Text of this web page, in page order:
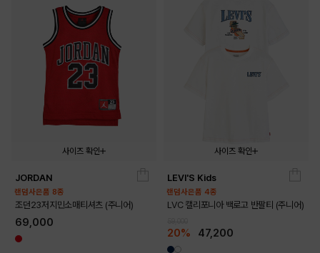
사이즈 확인
JORDAN
랜덤사은품 8종
조던23저지민소매티셔츠 (주니어)
69,000
사이즈 확인
140
LEVI'S Kids
랜덤사은품 4종
LVC 캘리포니아 백로고 반팔티 (주니어)
20% 47,200